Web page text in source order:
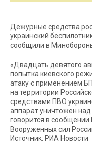
Дежурные средства
украинский
сообщили в
«Двадцать девятого
попытка киевского
атаку c применением
на территории
средствами ПВО
аппарат уничтожен
говорится в
Вооруженных сил
Источник: РИА Новости